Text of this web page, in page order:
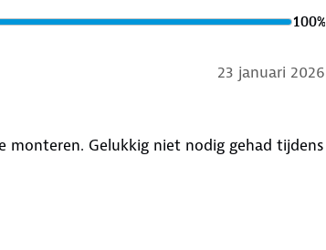
100%
23 januari 2026
monteren. Gelukkig niet nodig gehad tijdens